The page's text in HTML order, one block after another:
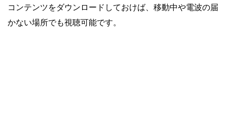
コンテンツをダウンロードしておけば、移動中や電波の届
かない場所でも視聴可能です。